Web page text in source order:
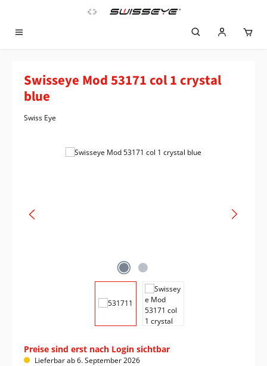
Zum Hauptinhalt springen
Swisseye Mod 53171 col 1 crystal
blue
Swiss Eye
Bildergalerie überspringen
Preise sind erst nach Login sichtbar
Lieferbar ab 6. September 2026